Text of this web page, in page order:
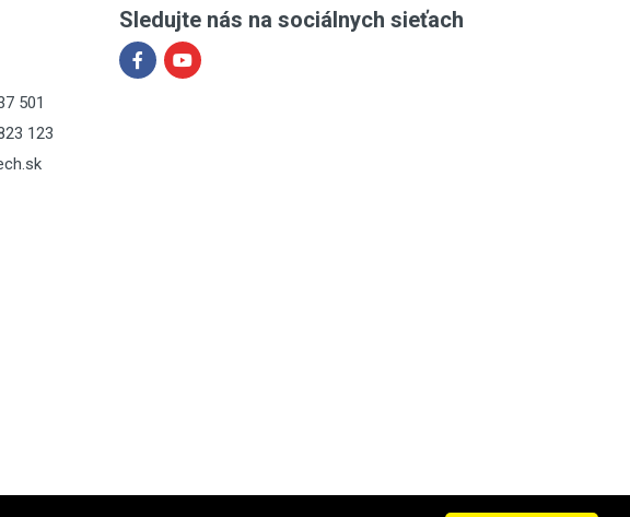
501
123
Sledujte nás na sociálnych sieťach